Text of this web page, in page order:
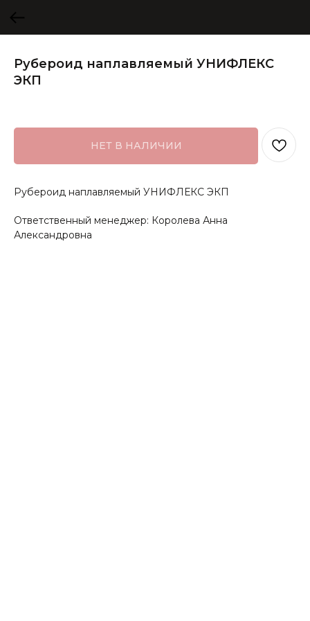
Рубероид наплавляемый УНИФЛЕКС
ЭКП
НЕТ В НАЛИЧИИ
Рубероид наплавляемый УНИФЛЕКС ЭКП
Ответственный менеджер: Королева Анна
Александровна